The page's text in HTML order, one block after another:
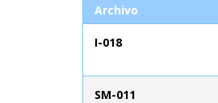
Archivo
I-018
SM-011